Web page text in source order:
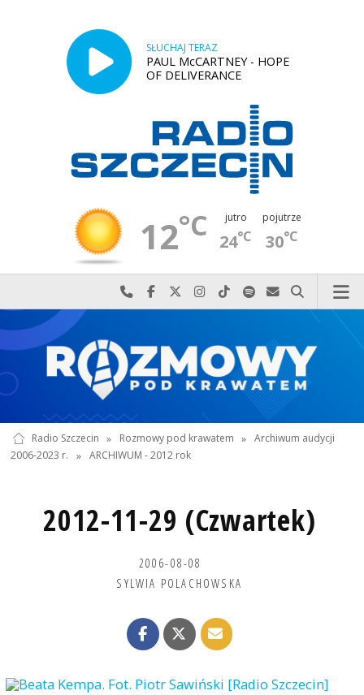
SŁUCHAJ TERAZ
PAUL McCARTNEY - HOPE
OF DELIVERANCE
12°C jutro
24°C
pojutrze
30°C
Najlepiej po prostu do nas zadzwoń
Odwiedź nas na Facebook-u
Odwiedź nas na X
Odwiedź nas na Instagram-ie
Odwiedź nas na TikTok-u
Szukaj nas na Spotify
Wyślij do nas
Szukaj
Radio Szczecin » Rozmowy pod krawatem » Archiwum audycji
2006-2023 r.
» ARCHIWUM - 2012 rok
2012-11-29 (Czwartek)
2006-08-08
SYLWIA POLACHOWSKA